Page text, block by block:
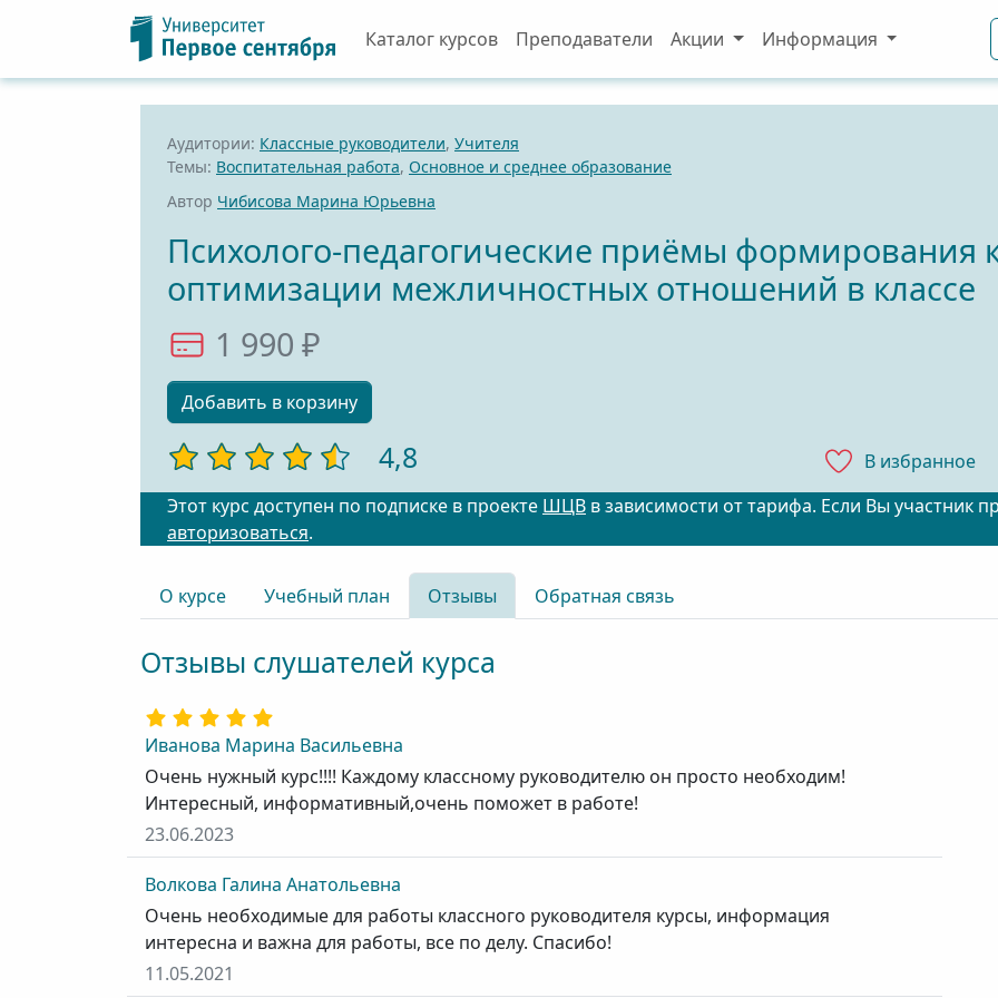
Каталог курсов Преподаватели Акции Информация
Аудитории: Классные руководители, Учителя
Темы: Воспитательная работа, Основное и среднее образование
Автор Чибисова Марина Юрьевна
Психолого-педагогические приёмы формирования
оптимизации межличностных отношений в классе
1 990 ₽
Добавить в корзину
4,8
В избранноe
Этот курс доступен по подписке в проекте ШЦВ в зависимости от тарифа. Если Вы участник
авторизоваться.
О курсе Учебный план Отзывы Обратная связь
Отзывы слушателей курса
Иванова Марина Васильевна
Очень нужный курс!!!! Каждому классному руководителю он просто необходим!
Интересный, информативный,очень поможет в работе!
23.06.2023
Волкова Галина Анатольевна
Очень необходимые для работы классного руководителя курсы, информация
интересна и важна для работы, все по делу. Спасибо!
11.05.2021